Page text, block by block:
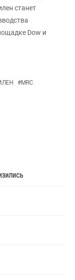
станет
Dow и
#MRC